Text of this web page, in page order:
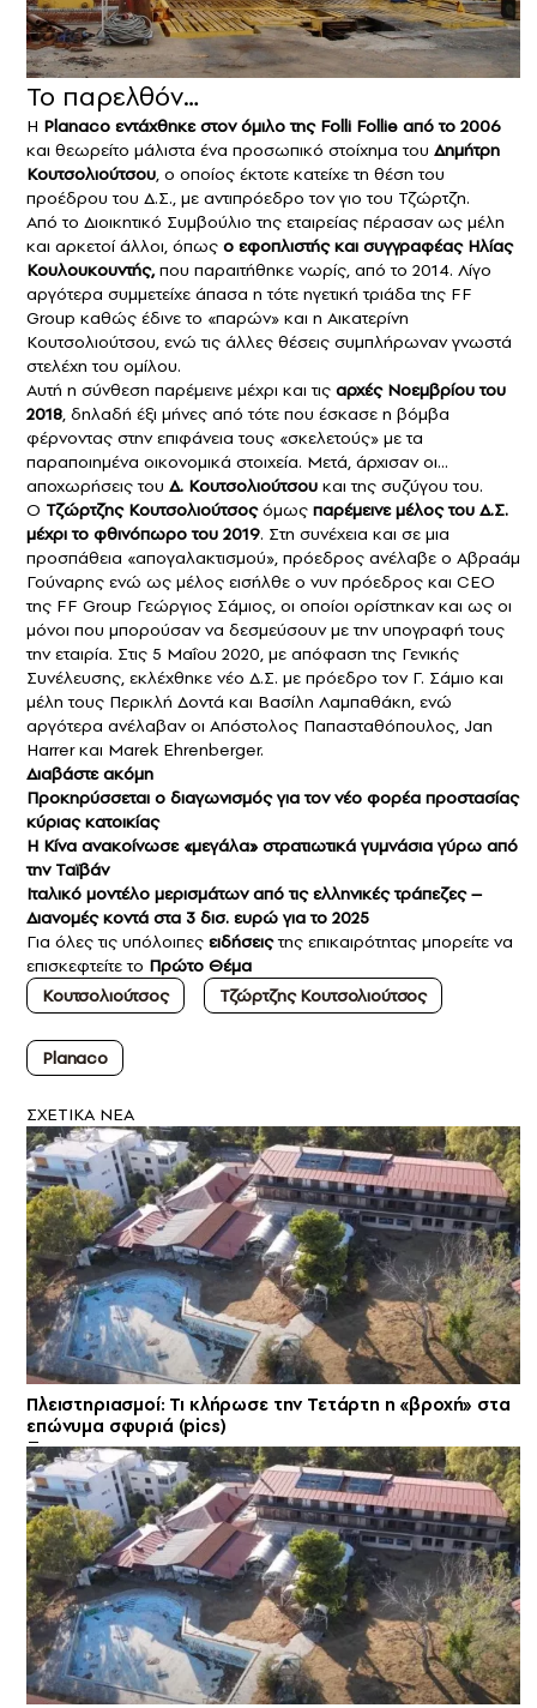
Το παρελθόν…
Η Planaco εντάχθηκε στον όμιλο της Folli Follie από το 2006
και θεωρείτο μάλιστα ένα προσωπικό στοίχημα του Δημήτρη
Κουτσολιούτσου, ο οποίος έκτοτε κατείχε τη θέση του
προέδρου του Δ.Σ., με αντιπρόεδρο τον γιο του Τζώρτζη.
Από το Διοικητικό Συμβούλιο της εταιρείας πέρασαν ως μέλη
και αρκετοί άλλοι, όπως ο εφοπλιστής και συγγραφέας Ηλίας
Κουλουκουντής,που παραιτήθηκε νωρίς, από το 2014. Λίγο
αργότερα συμμετείχε άπασα η τότε ηγετική τριάδα της FF
Group καθώς έδινε το «παρών» και η Αικατερίνη
Κουτσολιούτσου, ενώ τις άλλες θέσεις συμπλήρωναν γνωστά
στελέχη του ομίλου.
Αυτή η σύνθεση παρέμεινε μέχρι και τις αρχές Νοεμβρίου του
2018, δηλαδή έξι μήνες από τότε που έσκασε η βόμβα
φέρνοντας στην επιφάνεια τους «σκελετούς» με τα
παραποιημένα οικονομικά στοιχεία. Μετά, άρχισαν οι…
αποχωρήσεις του Δ. Κουτσολιούτσου και της συζύγου του.
Ο Τζώρτζης Κουτσολιούτσοςόμως παρέμεινε μέλος του Δ.Σ.
μέχρι το φθινόπωρο του 2019. Στη συνέχεια και σε μια
προσπάθεια «απογαλακτισμού», πρόεδρος ανέλαβε ο Αβραάμ
Γούναρης ενώ ως μέλος εισήλθε ο νυν πρόεδρος και CEO
της FF Group Γεώργιος Σάμιος, οι οποίοι ορίστηκαν και ως οι
μόνοι που μπορούσαν να δεσμεύσουν με την υπογραφή τους
την εταιρία. Στις 5 Μαΐου 2020, με απόφαση της Γενικής
Συνέλευσης, εκλέχθηκε νέο Δ.Σ. με πρόεδρο τον Γ. Σάμιο και
μέλη τους Περικλή Δοντά και Βασίλη Λαμπαθάκη, ενώ
αργότερα ανέλαβαν οι Απόστολος Παπασταθόπουλος, Jan
Harrer και Marek Ehrenberger.
Διαβάστε ακόμη
Προκηρύσσεται ο διαγωνισμός για τον νέο φορέα προστασίας
κύριας κατοικίας
Η Κίνα ανακοίνωσε «μεγάλα» στρατιωτικά γυμνάσια γύρω από
την Ταϊβάν
Ιταλικό μοντέλο μερισμάτων από τις ελληνικές τράπεζες–
Διανομές κοντά στα 3 δισ. ευρώ για το 2025
Για όλες τις υπόλοιπες ειδήσειςτης επικαιρότητας μπορείτε να
επισκεφτείτε το Πρώτο Θέμα
Κουτσολιούτσος
Τζώρτζης Κουτσολιούτσος
Planaco
ΣXETIKA NEA
Πλειστηριασμοί: Τι κλήρωσε την Τετάρτη η «βροχή» στα
επώνυμα σφυριά (pics)